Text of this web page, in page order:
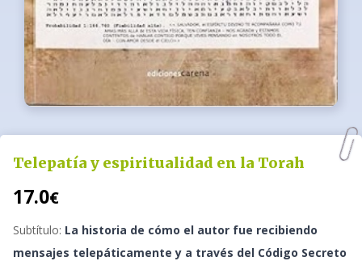
Telepatía y espiritualidad en la Torah
17.0€
Subtítulo: La historia de cómo el autor fue recibiendo
mensajes telepáticamente y a través del Código Secreto